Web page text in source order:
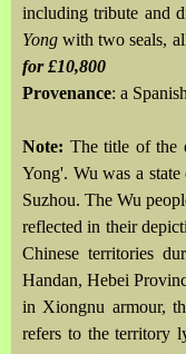
including tribute and
Yong with two seals,
for £10,800
Provenance: a
Note: The title of the
Yong'. Wu was a
Suzhou. The Wu
reflected in their
Chinese territories
Handan, Hebei
in Xiongnu armour,
refers to the territory